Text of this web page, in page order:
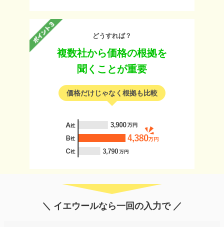
どうすれば？
複数社から価格の根拠を
聞くことが重要
価格だけじゃなく根拠も比較
＼ イエウールなら一回の入力で ／